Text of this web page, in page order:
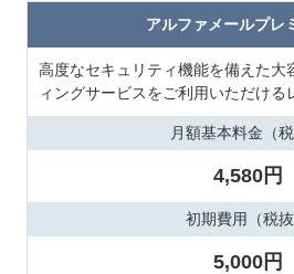
アルファメールプレ
高度なセキュリティ機能を備えた大
ィングサービスをご利用いただける
月額基本料金（税
4,580円
初期費用（税抜
5,000円